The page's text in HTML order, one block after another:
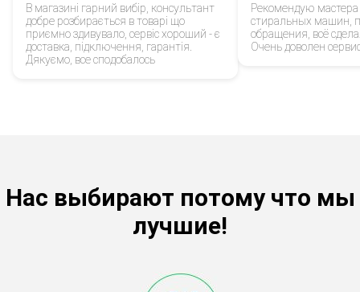
В магазині гарний вибір, консультант
добре розбирається в товарі що
приємно здивувало, сервіс хороший - є
доставка, підключення, гарантія.
Дякуємо, все сподобалось
Рекомендую
стиральных машин,
обращения, всё
Очень доволен
Нас выбирают потому что мы
лучшие!